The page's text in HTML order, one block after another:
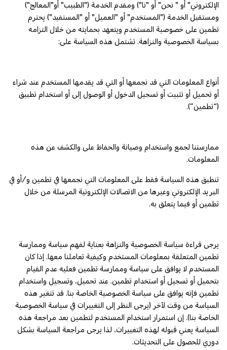
الإلكتروني" أو " نحن" أو "نا") ومقدم الخدمة ("الطبيب" أو"المعالج")
ومستقبل الخدمة ("المستخدم" أو "العميل" أو "المستفيد") يحترم
تطمين على خصوصية المستخدم ويتعهد بحمايته من خلال التزامه
بسياسة الخصوصية والنزاهة. تشتمل هذه السياسة على:
أنواع المعلومات التي قد نجمعها أو التي قد يقدمها المستخدم عند شراء
أو تحميل أو تثبيت أو تسجيل الدخول أو الوصول إلى أو استخدام تطبيق
(“تطمين”).
ممارستنا لجمع واستخدام وصيانة والحفاظ على والكشف عن هذه
المعلومات.
تنطبق هذه السياسة فقط على المعلومات التي نجمعها في تطمين و/أو في
البريد الإلكتروني وغيرها من الاتصالات الإلكترونية المرسلة من خلال
تطمين أو فيما يتعلق به.
يرجى قراءة سياسة الخصوصية والنزاهة بعناية لفهم سياسة وممارسة
تطمين المتعلقة بمعلومات المستخدم وكيفية تعاملنا معها. إذا كان
المستخدم لا يوافق على سياسة وممارسة تطمين فعليه عدم القيام
بتحميل أو تسجيل أو استخدام تطمين. عند تحميل، وتسجيل واستخدام
تطمين فإنه يوافق على سياسة الخصوصية الخاصة بنا. قد تتغير هذه
السياسة من وقت لآخر (يرجى النظر إلى التغييرات في سياسة الخصوصية
الخاصة بنا). إن استمرار استخدام المستخدم لتطمين بعد مراجعة هذه
السياسة يعني قبوله لهذه التغييرات، لذا يرجى مراجعة السياسة بشكل
دوري للحصول على التحديثات.